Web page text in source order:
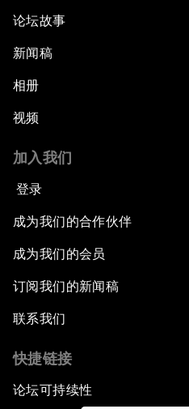
论坛故事
新闻稿
相册
视频
加入我们
登录
成为我们的合作伙伴
成为我们的会员
订阅我们的新闻稿
联系我们
快捷链接
论坛可持续性